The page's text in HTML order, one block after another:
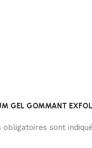
GEL GOMMANT
obligatoires sont